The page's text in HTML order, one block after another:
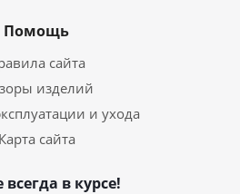
Помощь
сайта
изделий
и ухода
Карта сайта
всегда в курсе!